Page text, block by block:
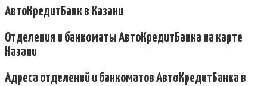
АвтоКредитБанк в Казани
Отделения и банкоматы АвтоКредитБанка на карте
Казани
Адреса отделений и банкоматов АвтоКредитБанка в